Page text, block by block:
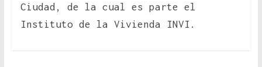
Ciudad, de la cual es parte el
Instituto de la Vivienda INVI.